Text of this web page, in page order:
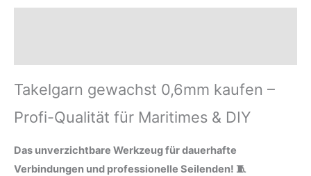
Takelgarn gewachst 0,6mm kaufen –
Profi-Qualität für Maritimes & DIY
Das unverzichtbare Werkzeug für dauerhafte
Verbindungen und professionelle Seilenden! 🧵